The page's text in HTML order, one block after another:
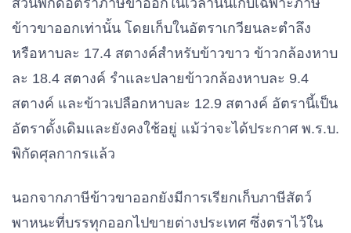
ส่วนพิกัดอัตราภาษีขาออกในเวลานั้นเก็บเฉพาะภาษี
ข้าวขาออกเท่านั้น โดยเก็บในอัตราเกวียนละตำลึง
หรือหาบละ 17.4 สตางค์สำหรับข้าวขาว ข้าวกล้องหาบ
ละ 18.4 สตางค์ รำและปลายข้าวกล้องหาบละ 9.4
สตางค์ และข้าวเปลือกหาบละ 12.9 สตางค์ อัตรานี้เป็น
อัตราดั้งเดิมและยังคงใช้อยู่ แม้ว่าจะได้ประกาศ พ.ร.บ.
พิกัดศุลกากรแล้ว
นอกจากภาษีข้าวขาออกยังมีการเรียกเก็บภาษีสัตว์
พาหนะที่บรรทุกออกไปขายต่างประเทศ ซึ่งตราไว้ใน